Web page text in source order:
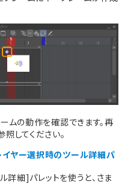
ムの動作を確認できます。再
照してください。
イヤー選択時のツール詳細パ
細]パレットを使うと、さま